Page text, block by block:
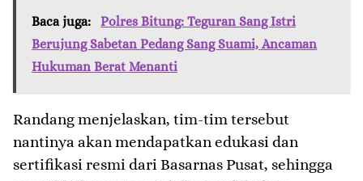
Baca juga:
Polres Bitung: Teguran Sang Istri
Berujung Sabetan Pedang Sang Suami, Ancaman
Hukuman Berat Menanti
Randang menjelaskan, tim-tim tersebut
nantinya akan mendapatkan edukasi dan
sertifikasi resmi dari Basarnas Pusat, sehingga